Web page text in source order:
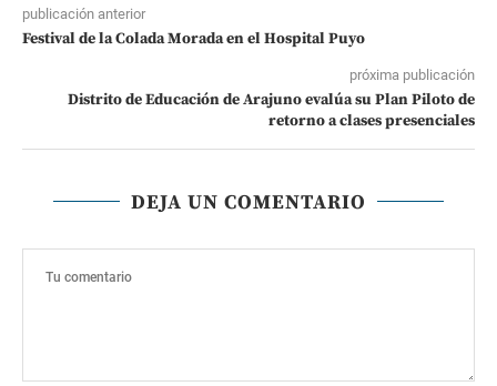
publicación anterior
Festival de la Colada Morada en el Hospital Puyo
próxima publicación
Distrito de Educación de Arajuno evalúa su Plan Piloto de
retorno a clases presenciales
DEJA UN COMENTARIO